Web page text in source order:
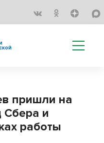
пришли на
и
работы